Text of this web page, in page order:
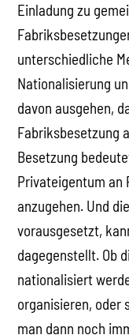
Einladung zu
unterschiedliche
Nationalisierung
davon ausgehen,
Fabriksbesetzung
Besetzung
Privateigentum
anzugehen. Und
vorausgesetzt,
dagegenstellt. Ob
nationalisiert
organisieren, oder
man dann noch